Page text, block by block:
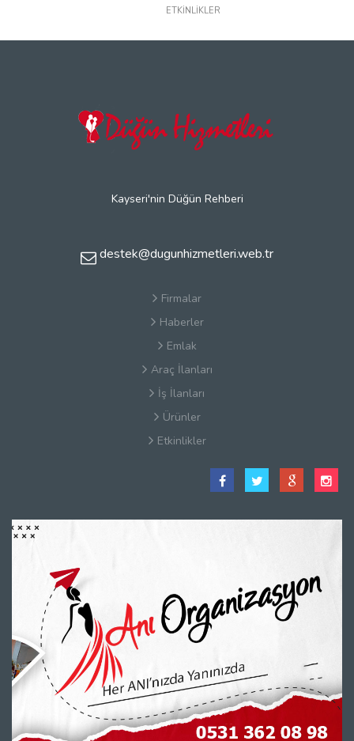
ETKİNLİKLER
Kayseri'nin Düğün Rehberi
destek@dugunhizmetleri.web.tr
Firmalar
Haberler
Emlak
Araç İlanları
İş İlanları
Ürünler
Etkinlikler
Satış Sözleşmesi
Hakkımızda
İletişim